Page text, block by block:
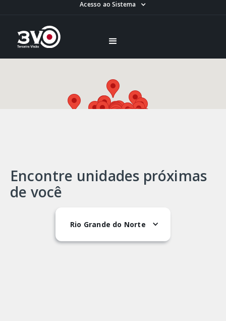
Acesso ao Sistema
Encontre unidades próximas
de você
Rio Grande do Norte